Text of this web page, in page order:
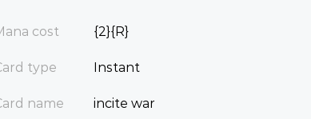
cost {2}{R}
type Instant
name incite war